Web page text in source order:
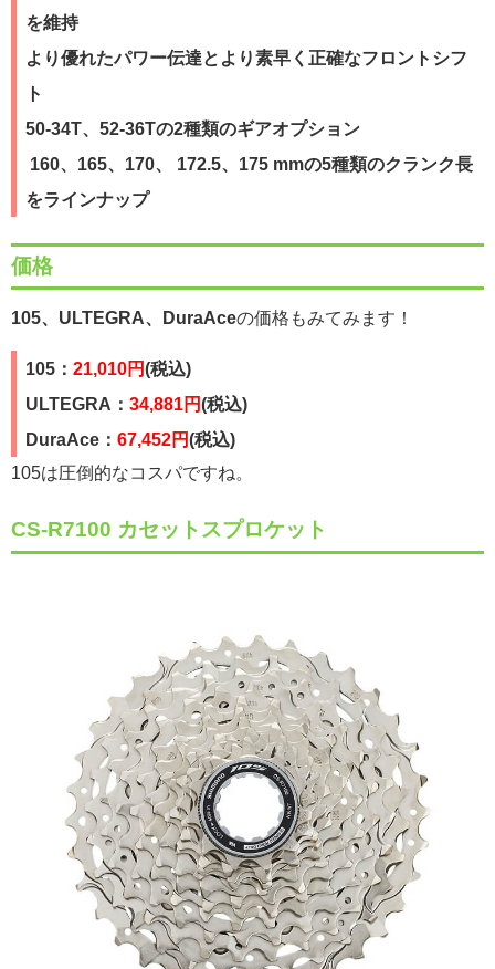
を維持
より優れたパワー伝達とより素早く正確なフロントシフ
ト
50-34T、52-36Tの2種類のギアオプション
160、165、170、 172.5、175 mmの5種類のクランク長
をラインナップ
価格
105、ULTEGRA、DuraAceの価格もみてみます！
105： 21,010円(税込)
ULTEGRA： 34,881円(税込)
DuraAce： 67,452円(税込)
105は圧倒的なコスパですね。
CS-R7100 カセットスプロケット